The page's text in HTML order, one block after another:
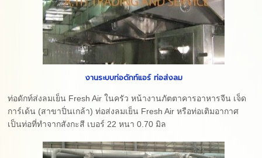
งานระบบท่อดักท์แอร์ ท่อส่งลม
ท่อดักท์ส่งลมเย็น Fresh Air ในครัว หน้างานภัตตาคารอาหารจีน เจ็ด
การ์เด้น (สาขาปิ่นเกล้า) ท่อส่งลมเย็น Fresh Air หรือท่อเติมอากาศ
เป็นท่อที่ทำจากสังกะสี เบอร์ 22 หนา 0.70 มิล